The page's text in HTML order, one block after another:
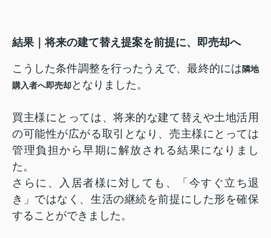
結果｜将来の建て替え提案を前提に、即売却へ
こうした条件調整を行ったうえで、最終的には隣地
購入者へ即売却 となりました。
買主様にとっては、将来的な建て替えや土地活用
の可能性が広がる取引となり、売主様にとっては
管理負担から早期に解放される結果になりまし
た。
さらに、入居者様に対しても、「今すぐ立ち退
き」ではなく、生活の継続を前提にした形を確保
することができました。